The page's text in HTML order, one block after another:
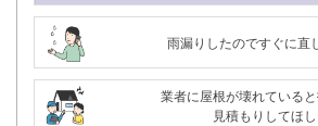
雨漏りしたのですぐに直
業者に屋根が壊れている
見積もりしてほ